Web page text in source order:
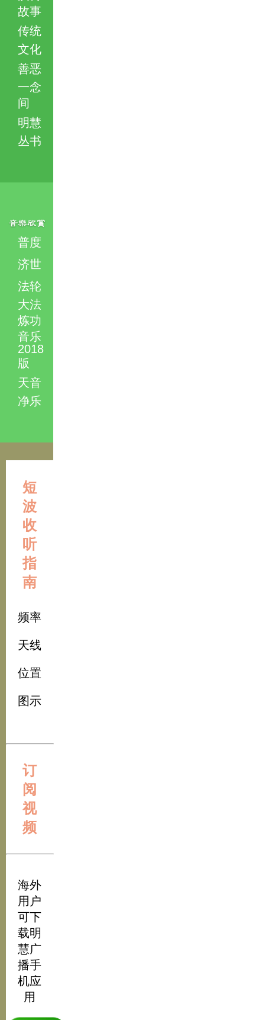
故事
传统
文化
善恶
一念
间
明慧
丛书
普度
济世
法轮
大法
炼功
音乐
2018
版
天音
净乐
短
波
收
听
指
南
频率
天线
位置
图示
订
阅
视
频
海外
用户
可下
载明
慧广
播手
机应
用